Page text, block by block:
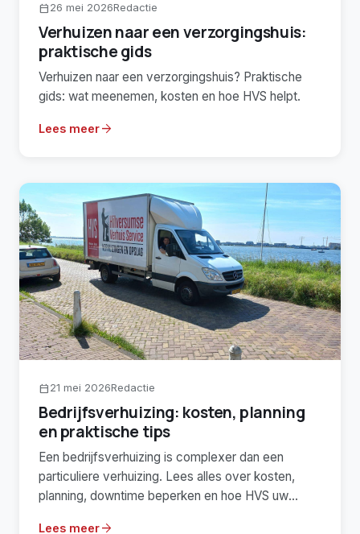
calendar_today26 mei 2026Redactie
Verhuizen naar een verzorgingshuis:
praktische gids
Verhuizen naar een verzorgingshuis? Praktische
gids: wat meenemen, kosten en hoe HVS helpt.
Lees meerarrow_forward
calendar_today21 mei 2026Redactie
Bedrijfsverhuizing: kosten, planning
en praktische tips
Een bedrijfsverhuizing is complexer dan een
particuliere verhuizing. Lees alles over kosten,
planning, downtime beperken en hoe HVS uw
Lees meerarrow_forward